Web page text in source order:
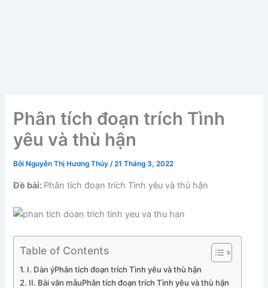
Phân tích đoạn trích Tình
yêu và thù hận
Bởi Nguyễn Thị Hương Thủy/21 Tháng 3, 2022
Đề bài: Phân tích đoạn trích Tình yêu và thù hận
Table of Contents
I. Dàn ýPhân tích đoạn trích Tình yêu và thù hận
II. Bài văn mẫuPhân tích đoạn trích Tình yêu và thù hận